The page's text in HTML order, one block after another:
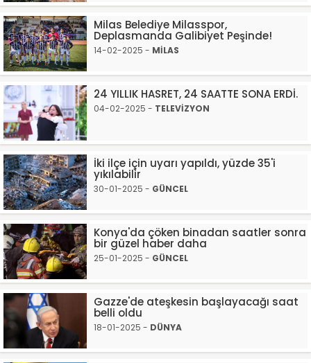
Milas Belediye Milasspor,
Deplasmanda Galibiyet Peşinde!
14-02-2025 - MİLAS
24 YILLIK HASRET, 24 SAATTE SONA ERDİ.
04-02-2025 - TELEVİZYON
İki ilçe için uyarı yapıldı, yüzde 35'i
yıkılabilir
30-01-2025 - GÜNCEL
Konya'da çöken binadan saatler sonra
bir güzel haber daha
25-01-2025 - GÜNCEL
Gazze'de ateşkesin başlayacağı saat
belli oldu
18-01-2025 - DÜNYA